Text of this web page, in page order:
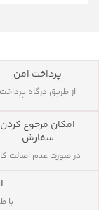
پرداخت امن
از طریق درگاه پرداخت
امکان مرجوع کردن
سفارش
در صورت عدم اصالت
با